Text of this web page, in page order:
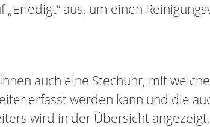
„Erledigt“ aus, um einen
auch eine Stechuhr, mit
erfasst werden kann und die
wird in der Übersicht